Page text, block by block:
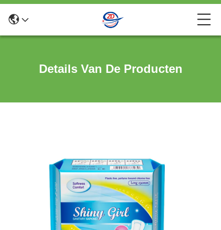
Details Van De Producten